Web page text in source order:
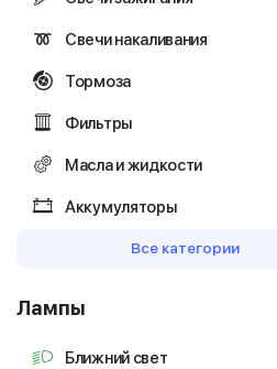
Свечи накаливания
Тормоза
Фильтры
Масла и жидкости
Аккумуляторы
Все категории
Лампы
Ближний свет